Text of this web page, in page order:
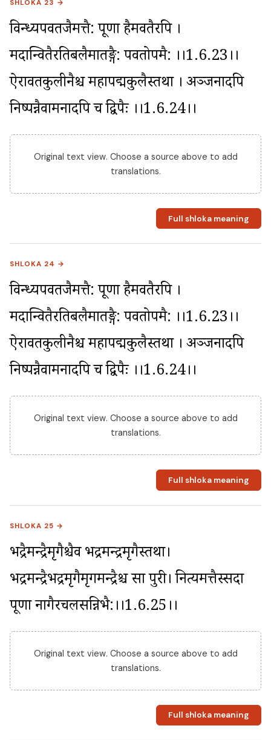
SHLOKA 23 →
विन्ध्यपर्वतजैर्मत्तै: पूर्णा हैमवतैरपि ।
मदान्वितैरतिबलैर्मातङ्गै: पर्वतोपमै: ।।1.6.23।।
ऐरावतकुलीनैश्च महापद्मकुलैस्तथा । अञ्जनादपि
निष्पन्नैर्वामनादपि च द्विपैः ।।1.6.24।।
Original text view. Choose a source above to add
translations.
Full shloka meaning
SHLOKA 24 →
विन्ध्यपर्वतजैर्मत्तै: पूर्णा हैमवतैरपि ।
मदान्वितैरतिबलैर्मातङ्गै: पर्वतोपमै: ।।1.6.23।।
ऐरावतकुलीनैश्च महापद्मकुलैस्तथा । अञ्जनादपि
निष्पन्नैर्वामनादपि च द्विपैः ।।1.6.24।।
Original text view. Choose a source above to add
translations.
Full shloka meaning
SHLOKA 25 →
भद्रैर्मन्द्रैर्मृगैश्चैव भद्रमन्द्रमृगैस्तथा।
भद्रमन्द्रैर्भद्रमृगैर्मृगमन्द्रैश्च सा पुरी। नित्यमत्तैस्सदा
पूर्णा नागैरचलसन्निभै:।।1.6.25।।
Original text view. Choose a source above to add
translations.
Full shloka meaning